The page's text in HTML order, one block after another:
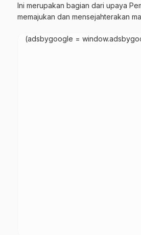
Ini merupakan bagian dari upaya
memajukan dan mensejahterakan
(adsbygoogle =